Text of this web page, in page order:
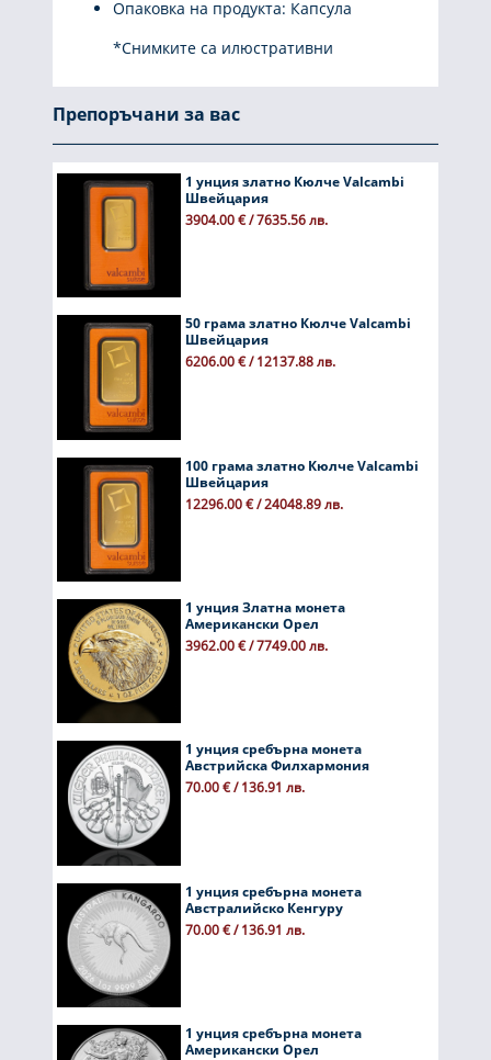
Опаковка на продукта: Капсула
*Снимките са илюстративни
Препоръчани за вас
1 унция златно Кюлче Valcambi
Швейцария
3904.00 € / 7635.56 лв.
50 грама златно Кюлче Valcambi
Швейцария
6206.00 € / 12137.88 лв.
100 грама златно Кюлче Valcambi
Швейцария
12296.00 € / 24048.89 лв.
1 унция Златна монета
Американски Орел
3962.00 € / 7749.00 лв.
1 унция сребърна монета
Австрийска Филхармония
70.00 € / 136.91 лв.
1 унция сребърна монета
Австралийско Кенгуру
70.00 € / 136.91 лв.
1 унция сребърна монета
Американски Орел